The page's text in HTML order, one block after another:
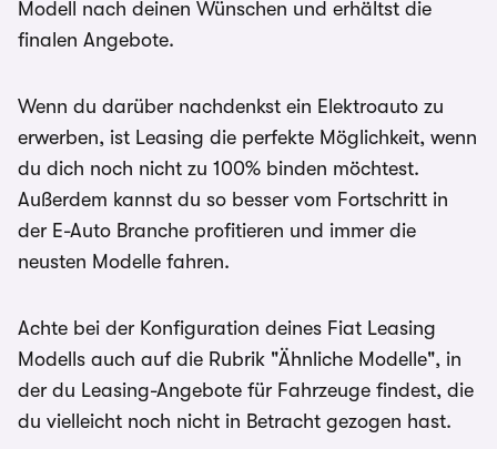
Modell nach deinen Wünschen und erhältst die
finalen Angebote.
Wenn du darüber nachdenkst ein Elektroauto zu
erwerben, ist Leasing die perfekte Möglichkeit, wenn
du dich noch nicht zu 100% binden möchtest.
Außerdem kannst du so besser vom Fortschritt in
der E-Auto Branche profitieren und immer die
neusten Modelle fahren.
Achte bei der Konfiguration deines Fiat Leasing
Modells auch auf die Rubrik "Ähnliche Modelle", in
der du Leasing-Angebote für Fahrzeuge findest, die
du vielleicht noch nicht in Betracht gezogen hast.